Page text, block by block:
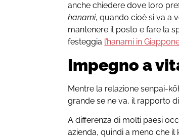
anche chiedere dove loro
hanami, quando cioè si va a
mantenere il posto e fare la
festeggia l’hanami in
Impegno a
Mentre la relazione senpai-
grande se ne va, il rapporto
A differenza di molti paesi
azienda, quindi a meno che il